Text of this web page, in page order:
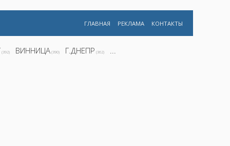
ГЛАВНАЯ РЕКЛАМА КОНТАКТЫ
(392) ВИННИЦА (390) Г.ДНЕПР (362) ...